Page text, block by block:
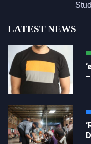
LATEST NEWS